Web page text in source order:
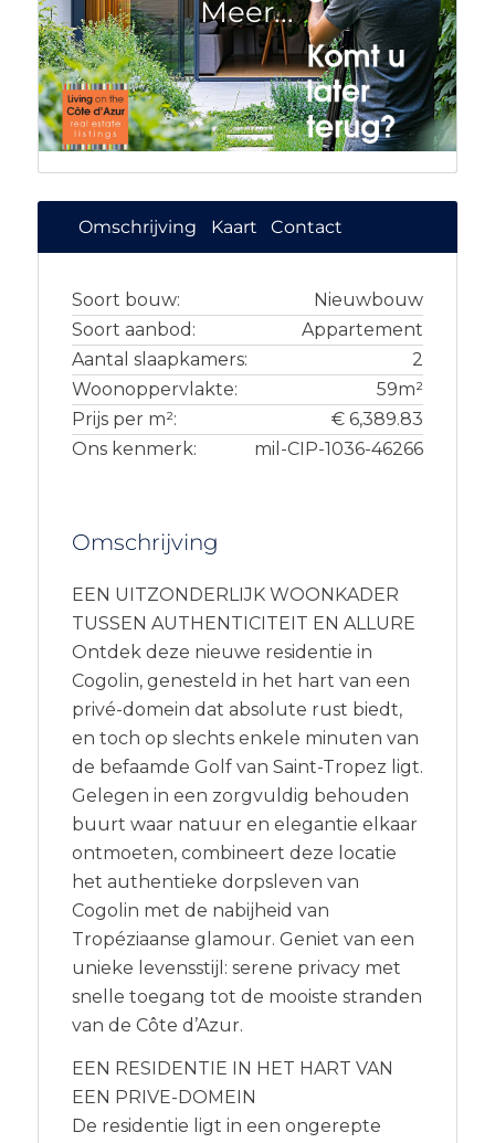
Omschrijving Kaart Contact
Soort bouw:
Nieuwbouw
Soort aanbod:
Appartement
Aantal slaapkamers:
2
Woonoppervlakte:
59m²
Prijs per m²:
€ 6,389.83
Ons kenmerk:
mil-CIP-1036-46266
Omschrijving
EEN UITZONDERLIJK WOONKADER
TUSSEN AUTHENTICITEIT EN ALLURE
Ontdek deze nieuwe residentie in
Cogolin, genesteld in het hart van een
privé-domein dat absolute rust biedt,
en toch op slechts enkele minuten van
de befaamde Golf van Saint-Tropez ligt.
Gelegen in een zorgvuldig behouden
buurt waar natuur en elegantie elkaar
ontmoeten, combineert deze locatie
het authentieke dorpsleven van
Cogolin met de nabijheid van
Tropéziaanse glamour. Geniet van een
unieke levensstijl: serene privacy met
snelle toegang tot de mooiste stranden
van de Côte d’Azur.
EEN RESIDENTIE IN HET HART VAN
EEN PRIVE-DOMEIN
De residentie ligt in een ongerepte